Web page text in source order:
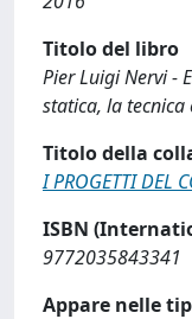
Titolo del libro
Pier Luigi Nervi -
statica, la tecnica
Titolo della
I PROGETTI DEL
ISBN
9772035843341
Appare nelle